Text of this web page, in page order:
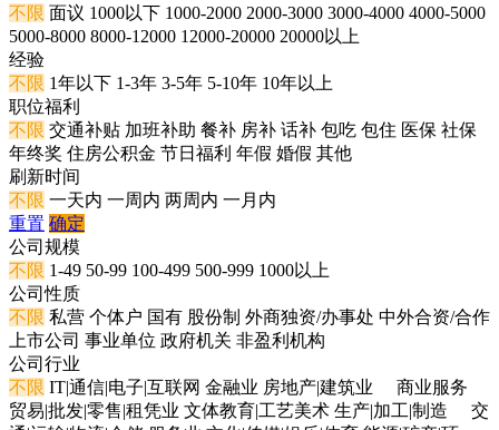
不限 面议 1000以下 1000-2000 2000-3000 3000-4000 4000-5000
5000-8000 8000-12000 12000-20000 20000以上
经验
不限 1年以下 1-3年 3-5年 5-10年 10年以上
职位福利
不限 交通补贴 加班补助 餐补 房补 话补 包吃 包住 医保 社保
年终奖 住房公积金 节日福利 年假 婚假 其他
刷新时间
不限 一天内 一周内 两周内 一月内
重置 确定
公司规模
不限 1-49 50-99 100-499 500-999 1000以上
公司性质
不限 私营 个体户 国有 股份制 外商独资/办事处 中外合资/合作
上市公司 事业单位 政府机关 非盈利机构
公司行业
不限 IT|通信|电子|互联网 金融业 房地产|建筑业
商业服务
贸易|批发|零售|租凭业 文体教育|工艺美术 生产|加工|制造
交